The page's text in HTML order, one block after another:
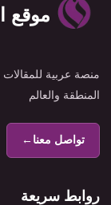
موقع
منصة عربية للمقالات
المنطقة والعالم
تواصل معنا←
روابط سريعة